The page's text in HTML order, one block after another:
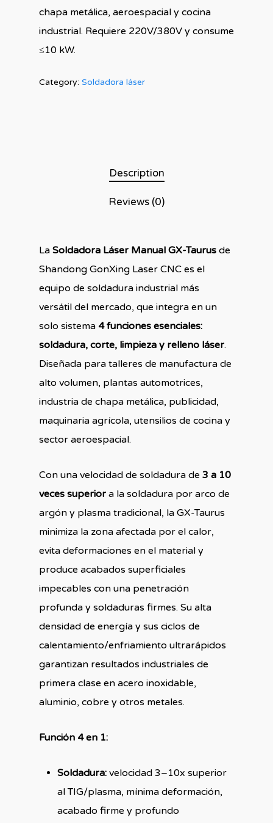
chapa metálica, aeroespacial y cocina
industrial. Requiere 220V/380V y consume
≤10 kW.
Category: Soldadora láser
Description
Reviews (0)
La Soldadora Láser Manual GX-Taurus de
Shandong GonXing Laser CNC es el
equipo de soldadura industrial más
versátil del mercado, que integra en un
solo sistema 4 funciones esenciales:
soldadura, corte, limpieza y relleno láser.
Diseñada para talleres de manufactura de
alto volumen, plantas automotrices,
industria de chapa metálica, publicidad,
maquinaria agrícola, utensilios de cocina y
sector aeroespacial.
Con una velocidad de soldadura de 3 a 10
veces superior a la soldadura por arco de
argón y plasma tradicional, la GX-Taurus
minimiza la zona afectada por el calor,
evita deformaciones en el material y
produce acabados superficiales
impecables con una penetración
profunda y soldaduras firmes. Su alta
densidad de energía y sus ciclos de
calentamiento/enfriamiento ultrarápidos
garantizan resultados industriales de
primera clase en acero inoxidable,
aluminio, cobre y otros metales.
Función 4 en 1:
Soldadura: velocidad 3–10x superior
al TIG/plasma, mínima deformación,
acabado firme y profundo